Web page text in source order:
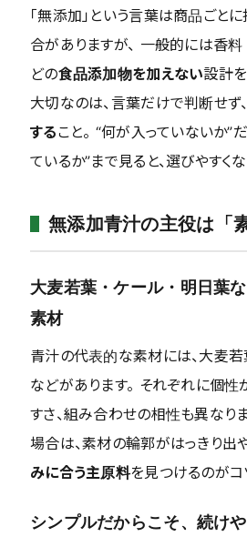
「無添加」という言葉は商品ごと
合がありますが、 一般的には香
どの食品添加物を加えない設計
大切なのは、言葉だけで判断せず
すること。 “何が入っていないか”
ているか”まで見ると、選びやすくな
無添加青汁の主役は「
大麦若葉・ケール・明日葉
素材
青汁の代表的な素材には、大麦
などがあります。 それぞれに個性
すさ、組み合わせの相性も異なり
場合は、素材の輪郭がはっきり出
みに合う主原料を見つけるのがコ
シンプルだからこそ、続け